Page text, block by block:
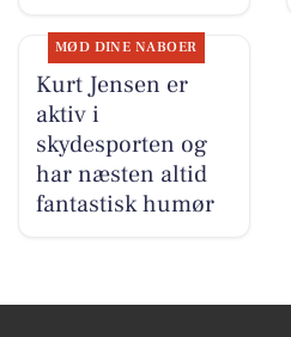
MØD DINE NABOER
Kurt Jensen er
aktiv i
skydesporten og
har næsten altid
fantastisk humør